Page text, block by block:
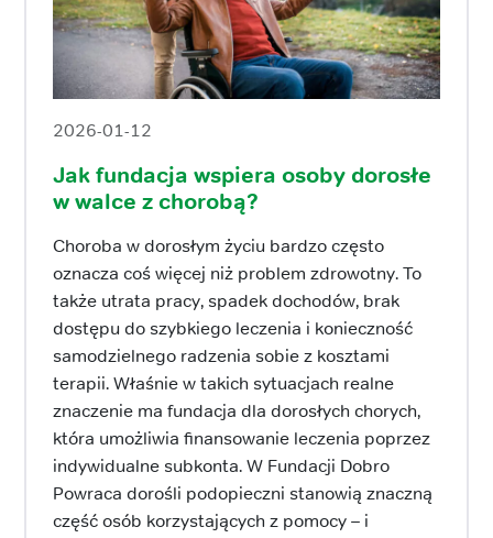
2026-01-12
Jak fundacja wspiera osoby dorosłe
w walce z chorobą?
Choroba w dorosłym życiu bardzo często
oznacza coś więcej niż problem zdrowotny. To
także utrata pracy, spadek dochodów, brak
dostępu do szybkiego leczenia i konieczność
samodzielnego radzenia sobie z kosztami
terapii. Właśnie w takich sytuacjach realne
znaczenie ma fundacja dla dorosłych chorych,
która umożliwia finansowanie leczenia poprzez
indywidualne subkonta. W Fundacji Dobro
Powraca dorośli podopieczni stanowią znaczną
część osób korzystających z pomocy – i